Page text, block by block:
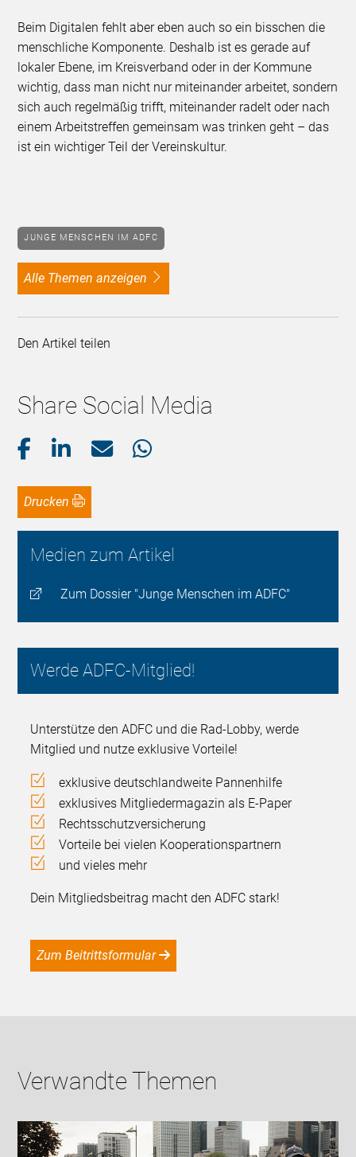
Beim Digitalen fehlt aber eben auch so ein bisschen die
menschliche Komponente. Deshalb ist es gerade auf
lokaler Ebene, im Kreisverband oder in der Kommune
wichtig, dass man nicht nur miteinander arbeitet, sondern
sich auch regelmäßig trifft, miteinander radelt oder nach
einem Arbeitstreffen gemeinsam was trinken geht – das
ist ein wichtiger Teil der Vereinskultur.
JUNGE MENSCHEN IM ADFC
alle Themen anzeigen
Den Artikel teilen
Share Social Media
Drucken
Medien zum Artikel
Zum Dossier "Junge Menschen im ADFC"
Werde ADFC-Mitglied!
Unterstütze den ADFC und die Rad-Lobby, werde
Mitglied und nutze exklusive Vorteile!
exklusive deutschlandweite Pannenhilfe
exklusives Mitgliedermagazin als E-Paper
Rechtsschutzversicherung
Vorteile bei vielen Kooperationspartnern
und vieles mehr
Dein Mitgliedsbeitrag macht den ADFC stark!
Zum Beitrittsformular
Verwandte Themen